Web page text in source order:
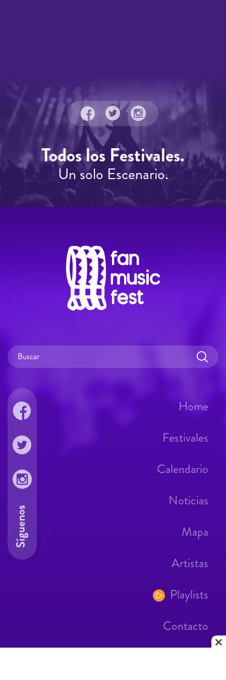
Todos los Festivales.
Un solo Escenario.
Home
Festivales
Calendario
Noticias
Mapa
Artistas
Playlists
Contacto
Síguenos